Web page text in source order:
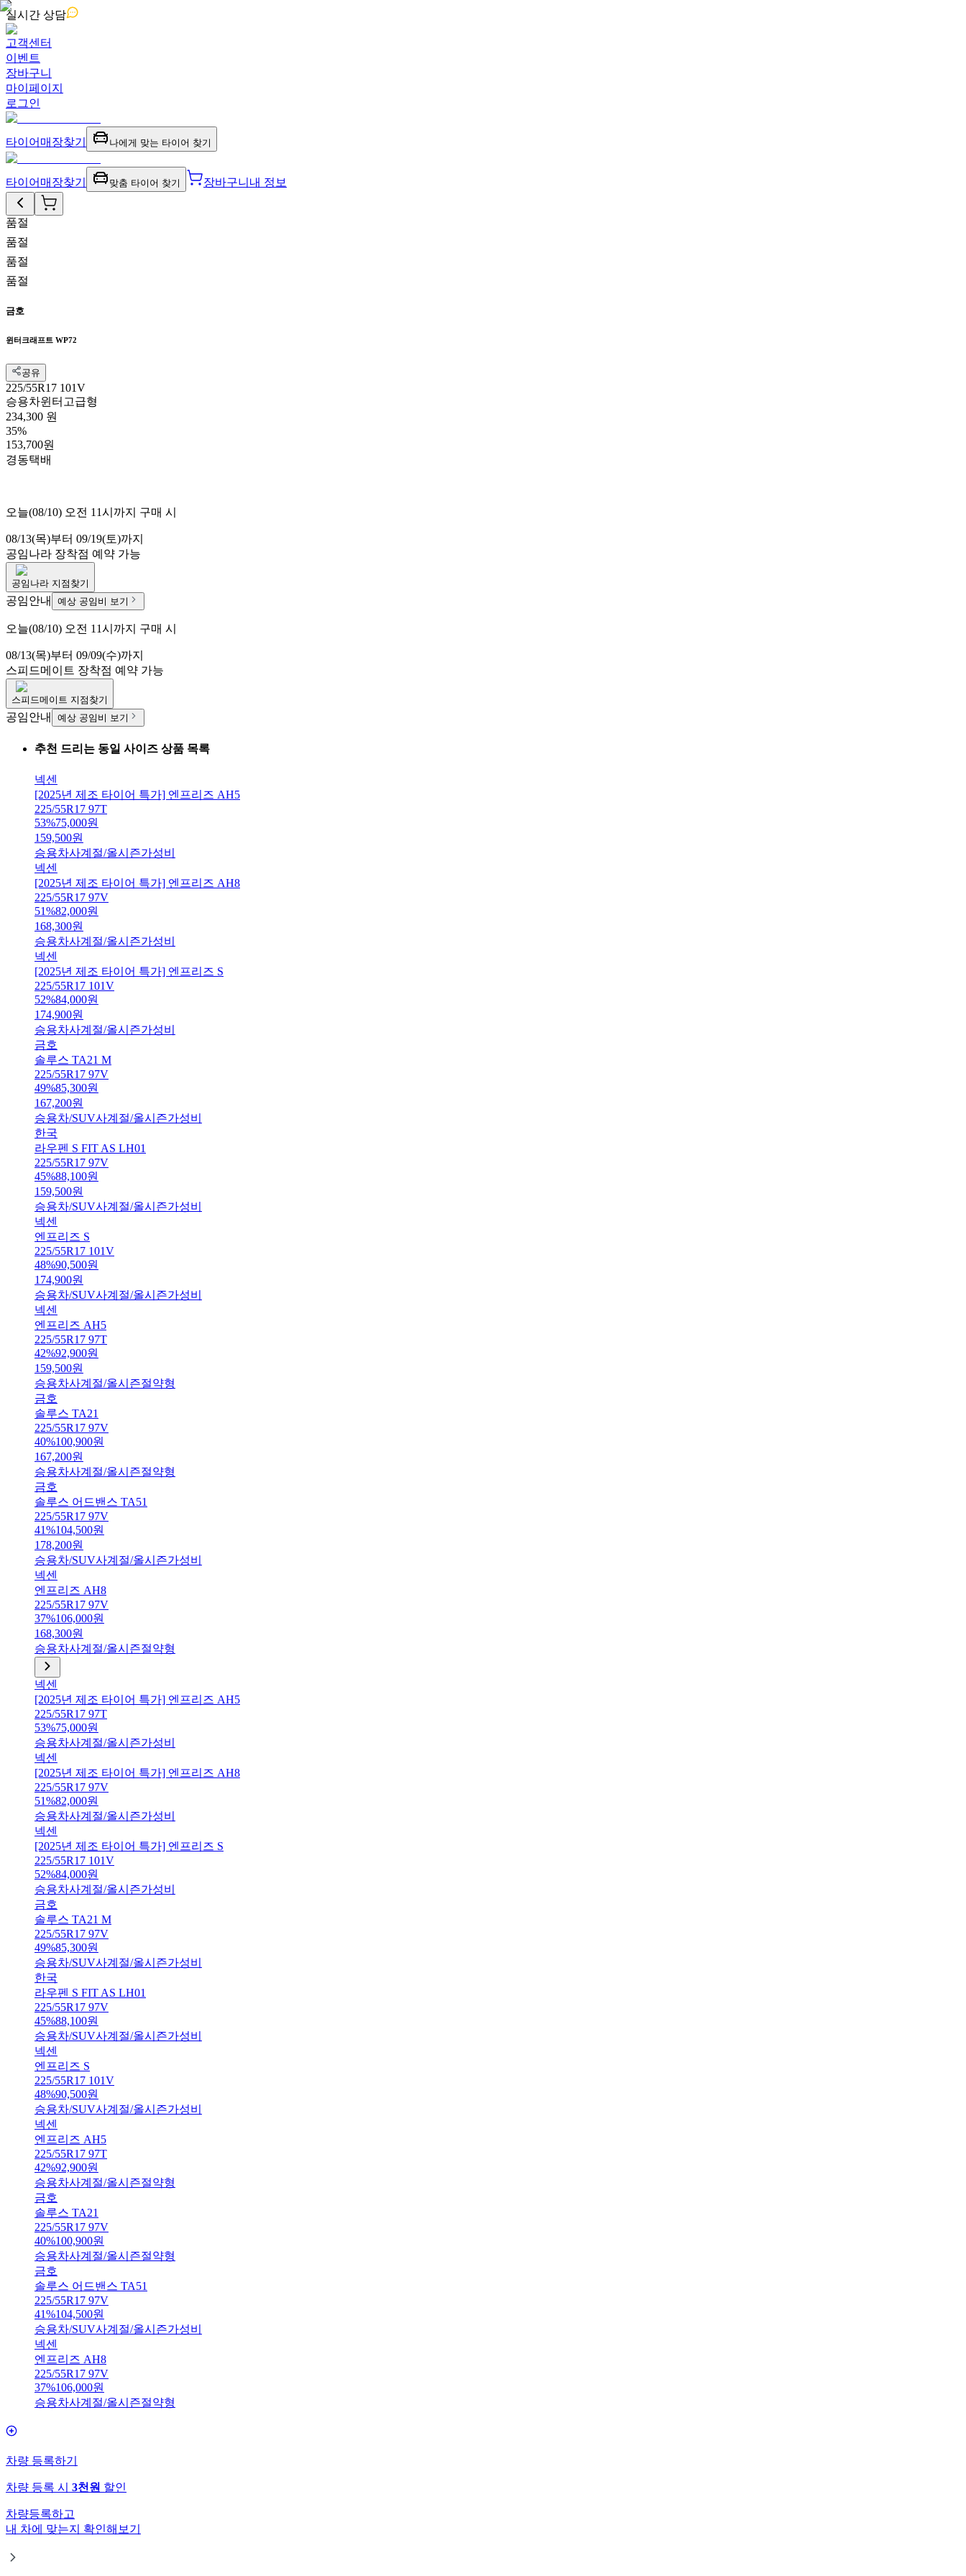
실시간 상담
고객센터
이벤트
장바구니
마이페이지
로그인
타이어 매장찾기 나에게 맞는 타이어 찾기
타이어 매장찾기 맞춤 타이어 찾기 장바구니 내 정보
품절
품절
품절
품절
금호
윈터크래프트 WP72
공유
225/55R17 101V
승용차윈터 고급형
234,300 원
35%
153,700원
경동택배
오늘(08/10) 오전 11시까지 구매 시
08/13(목)부터 09/19(토)까지
공임나라 장착점 예약 가능
공임나라 지점찾기
공임안내 예상 공임비 보기
오늘(08/10) 오전 11시까지 구매 시
08/13(목)부터 09/09(수)까지
스피드메이트 장착점 예약 가능
스피드메이트 지점찾기
공임안내 예상 공임비 보기
추천 드리는 동일 사이즈 상품 목록
넥센
[2025년 제조 타이어 특가] 엔프리즈 AH5
225/55R17 97T
53%75,000원
159,500원
승용차사계절/올시즌가성비
넥센
[2025년 제조 타이어 특가] 엔프리즈 AH8
225/55R17 97V
51%82,000원
168,300원
승용차사계절/올시즌가성비
넥센
[2025년 제조 타이어 특가] 엔프리즈 S
225/55R17 101V
52%84,000원
174,900원
승용차사계절/올시즌가성비
금호
솔루스 TA21 M
225/55R17 97V
49%85,300원
167,200원
승용차/SUV사계절/올시즌가성비
한국
라우펜 S FIT AS LH01
225/55R17 97V
45%88,100원
159,500원
승용차/SUV사계절/올시즌가성비
넥센
엔프리즈 S
225/55R17 101V
48%90,500원
174,900원
승용차/SUV사계절/올시즌가성비
넥센
엔프리즈 AH5
225/55R17 97T
42%92,900원
159,500원
승용차사계절/올시즌절약형
금호
솔루스 TA21
225/55R17 97V
40%100,900원
167,200원
승용차사계절/올시즌절약형
금호
솔루스 어드밴스 TA51
225/55R17 97V
41%104,500원
178,200원
승용차/SUV사계절/올시즌가성비
넥센
엔프리즈 AH8
225/55R17 97V
37%106,000원
168,300원
승용차사계절/올시즌절약형
넥센
[2025년 제조 타이어 특가] 엔프리즈 AH5
225/55R17 97T
53%75,000원
승용차사계절/올시즌가성비
넥센
[2025년 제조 타이어 특가] 엔프리즈 AH8
225/55R17 97V
51%82,000원
승용차사계절/올시즌가성비
넥센
[2025년 제조 타이어 특가] 엔프리즈 S
225/55R17 101V
52%84,000원
승용차사계절/올시즌가성비
금호
솔루스 TA21 M
225/55R17 97V
49%85,300원
승용차/SUV사계절/올시즌가성비
한국
라우펜 S FIT AS LH01
225/55R17 97V
45%88,100원
승용차/SUV사계절/올시즌가성비
넥센
엔프리즈 S
225/55R17 101V
48%90,500원
승용차/SUV사계절/올시즌가성비
넥센
엔프리즈 AH5
225/55R17 97T
42%92,900원
승용차사계절/올시즌절약형
금호
솔루스 TA21
225/55R17 97V
40%100,900원
승용차사계절/올시즌절약형
금호
솔루스 어드밴스 TA51
225/55R17 97V
41%104,500원
승용차/SUV사계절/올시즌가성비
넥센
엔프리즈 AH8
225/55R17 97V
37%106,000원
승용차사계절/올시즌절약형
차량 등록하기
차량 등록 시 3천원 할인
차량등록하고
내 차에 맞는지 확인해보기